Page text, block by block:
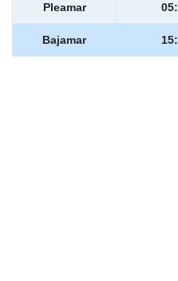
Pleamar
Bajamar